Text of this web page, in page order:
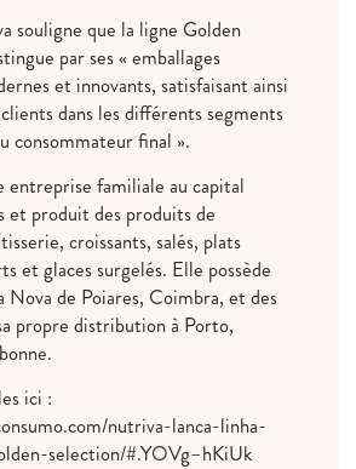
souligne que la ligne Golden
par ses « emballages
et innovants, satisfaisant ainsi
dans les différents segments
consommateur final ».
entreprise familiale au capital
et produit des produits de
croissants, salés, plats
et glaces surgelés. Elle possède
Nova de Poiares, Coimbra, et des
propre distribution à Porto,
ici :
nutriva-lanca-linha-
selection/#.YOVg–hKiUk